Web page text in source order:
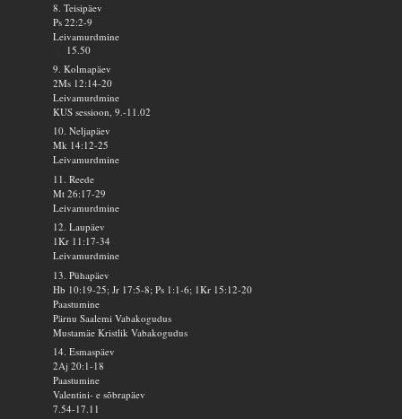
8. Teisipäev
Ps 22:2-9
Leivamurdmine
15.50
9. Kolmapäev
2Ms 12:14-20
Leivamurdmine
KUS sessioon, 9.-11.02
10. Neljapäev
Mk 14:12-25
Leivamurdmine
11. Reede
Mt 26:17-29
Leivamurdmine
12. Laupäev
1Kr 11:17-34
Leivamurdmine
13. Pühapäev
Hb 10:19-25; Jr 17:5-8; Ps 1:1-6; 1Kr 15:12-20
Paastumine
Pärnu Saalemi Vabakogudus
Mustamäe Kristlik Vabakogudus
14. Esmaspäev
2Aj 20:1-18
Paastumine
Valentini- e sõbrapäev
7.54-17.11